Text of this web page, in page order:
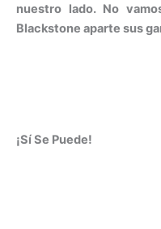
nuestro lado. No
Blackstone aparte sus
¡Sí Se Puede!